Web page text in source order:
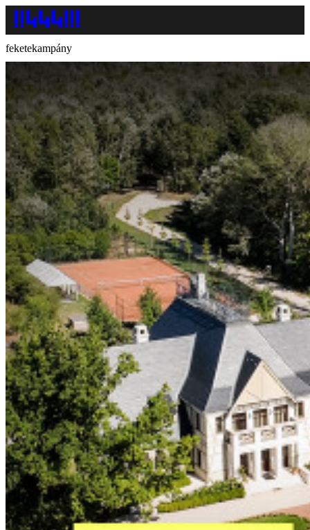
feketekampány